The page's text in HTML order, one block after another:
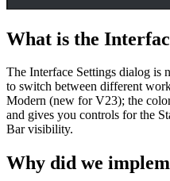
What is the
The Interface Settings dialog
to switch between different
Modern (new for V23); the
and gives you controls for the
Bar visibility.
Why did we